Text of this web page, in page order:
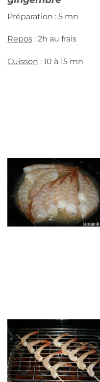
Préparation : 5 mn
Repos : 2h au frais
Cuisson : 10 à 15 mn